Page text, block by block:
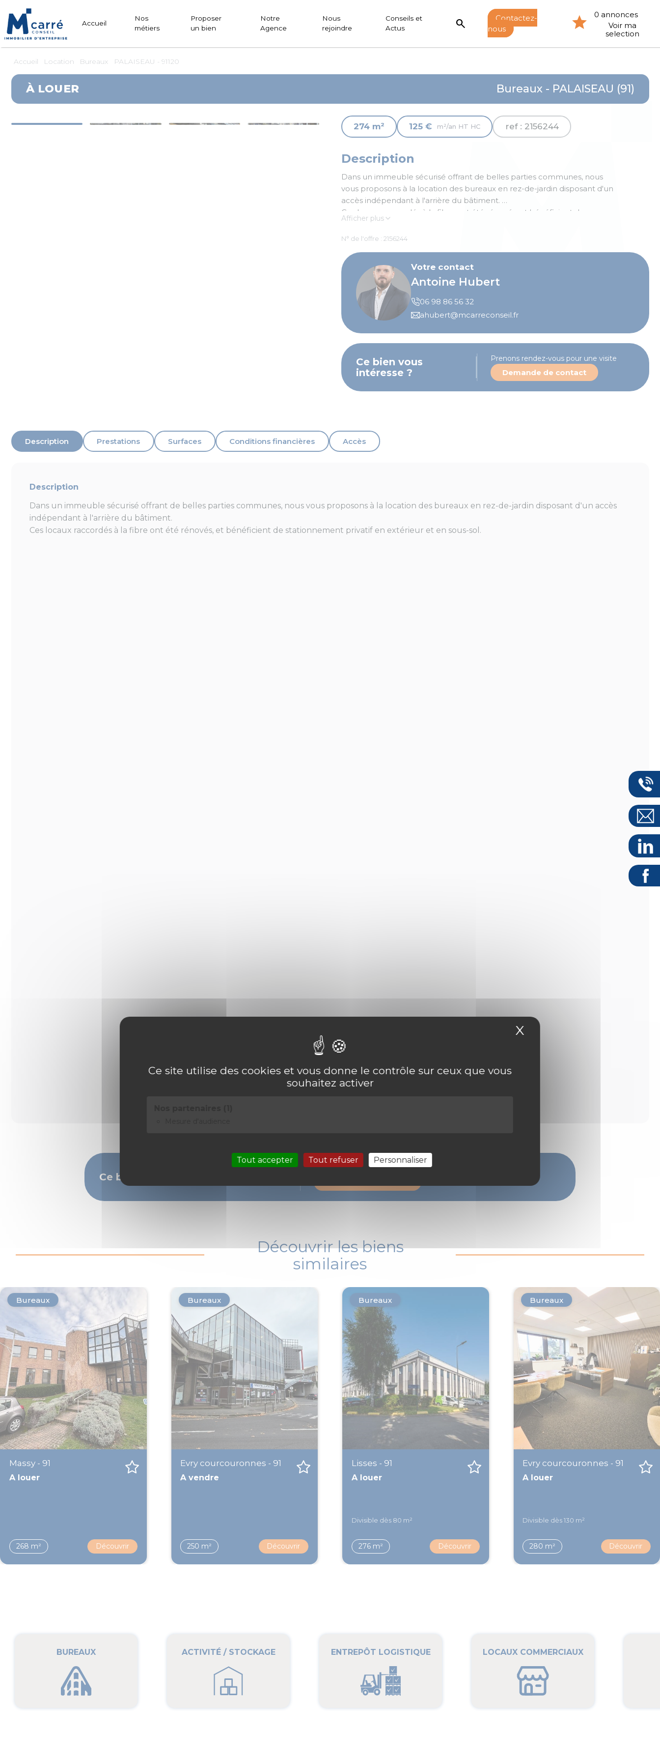
Ce site utilise des cookies et vous donne le contrôle sur ceux que vous
souhaitez activer
Tout accepter Tout refuser Personnaliser
X Masquer le
Accueil
Nos
métiers
Proposer
un bien
Notre
Agence
Nous
rejoindre
Conseils et
Actus
search
Contactez-
nous
0 annonces
Voir ma
selection
Accueil Location Bureaux PALAISEAU - 91120
À LOUER Bureaux - PALAISEAU (91)
274 m² 125 € m²/an HT HC ref : 2156244
Description
Dans un immeuble sécurisé offrant de belles parties communes, nous
vous proposons à la location des bureaux en rez-de-jardin disposant d'un
accès indépendant à l'arrière du bâtiment.
Ces locaux raccordés à la fibre ont été rénovés, et bénéficient de
stationnement privatif en extérieur et en sous-sol.
Afficher plus
N° de l'offre : 2156244
Votre contact
Antoine Hubert
06 98 86 56 32
ahubert@mcarreconseil.fr
Ce bien vous
intéresse ?
Prenons rendez-vous pour une visite
Demande de contact
Description Prestations Surfaces Conditions financières Accès
Description
Dans un immeuble sécurisé offrant de belles parties communes, nous vous proposons à la location des bureaux en rez-de-jardin disposant d'un accès
indépendant à l'arrière du bâtiment.
Ces locaux raccordés à la fibre ont été rénovés, et bénéficient de stationnement privatif en extérieur et en sous-sol.
Ce bien vous intéresse ?
Prenons rendez-vous pour une visite
Découvrir les biens
similaires
Bureaux
Massy - 91
A louer
268 m² Découvrir
Bureaux
Evry courcouronnes - 91
A vendre
250 m² Découvrir
Bureaux
Lisses - 91
A louer
Divisible dès 80 m²
276 m² Découvrir
Bureaux
Evry courcouronnes - 91
A louer
Divisible dès 130 m²
280 m² Découvrir
BUREAUX ACTIVITÉ / STOCKAGE ENTREPÔT LOGISTIQUE LOCAUX COMMERCIAUX